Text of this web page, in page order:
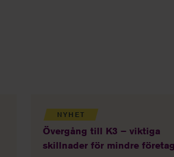
NYHET
Övergång till K3 – viktiga
skillnader för mindre företag